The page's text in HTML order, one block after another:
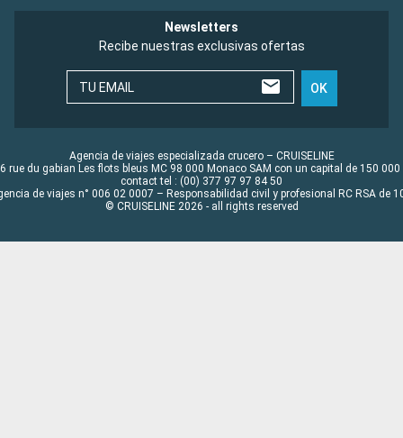
Newsletters
Recibe nuestras exclusivas ofertas
TU EMAIL OK
Agencia de viajes especializada crucero – CRUISELINE
rue du gabian Les flots bleus MC 98 000 Monaco SAM con un capital de 150 000
contact tel : (00) 377 97 97 84 50
de viajes n° 006 02 0007 – Responsabilidad civil y profesional RC RSA de
© CRUISELINE 2026 - all rights reserved